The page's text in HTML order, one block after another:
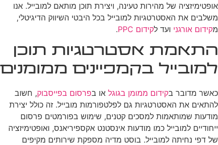
אופטימיזציה של מהירות טעינה, ויצירת תוכן מותאם למובייל. אנו
משלבים את האסטרטגיות למובייל בכל היבטי השיווק הדיגיטלי,
מקידום אורגני ועד לקידום PPC .
התאמת אסטרטגיות תוכן
למובייל בקמפיינים ממומנים
כאשר מדובר בקידום ממומן בגוגל או בפרסום בפייסבוק, חשוב
להתאים את האסטרטגיות גם לפלטפורמות מובייל. זה כולל יצירת
מודעות שמותאמות למסכים קטנים, שימוש בפורמטים פרסום
ייחודיים למובייל כמו מודעות אינסטנט אקספיריאנס, ואופטימיזציה
של דפי נחיתה למובייל. בוסט מדיה מספקת שירותים מקיפים